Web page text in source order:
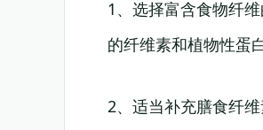
1、选择富含食物纤
的纤维素和植物性蛋
2、适当补充膳食纤